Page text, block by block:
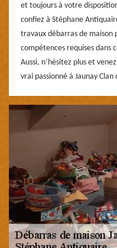
et toujours à votre
confiez à Stéphane
travaux débarras de maison
compétences requises dans
Aussi, n’hésitez plus et
vrai passionné à Jaunay Clan